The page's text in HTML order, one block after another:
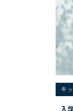
キ
入